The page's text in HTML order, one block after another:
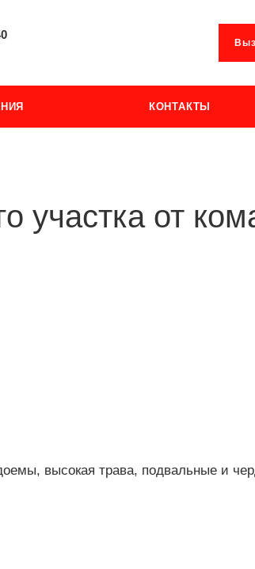
КОНТАКТЫ
участка от
высокая трава, подвальные и